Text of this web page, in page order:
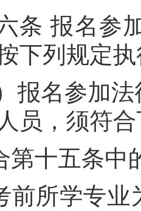
条 报名参
下列规定
）报名参加
员，须符
第十五条中
前所学专